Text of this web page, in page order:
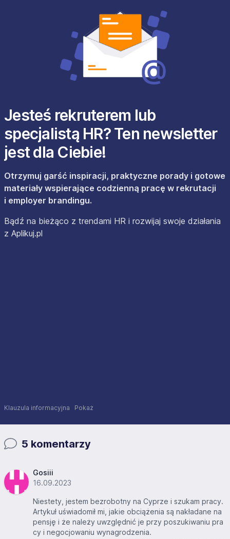
Jesteś rekruterem lub
specjalistą HR? Ten newsletter
jest dla Ciebie!
Otrzymuj garść inspiracji, praktyczne porady i gotowe
materiały wspierające codzienną pracę w rekrutacji
i employer brandingu.
Bądź na bieżąco z trendami HR i rozwijaj swoje działania
z Aplikuj.pl
Klauzula informacyjna Pokaż
5 komentarzy
Gosiii
16.09.2023
Niestety, jestem bezrobotny na Cyprze i szukam pracy.
Artykuł uświadomił mi, jakie obciążenia są nakładane na
pensję i że należy uwzględnić je przy poszukiwaniu pra
cy i negocjowaniu wynagrodzenia.